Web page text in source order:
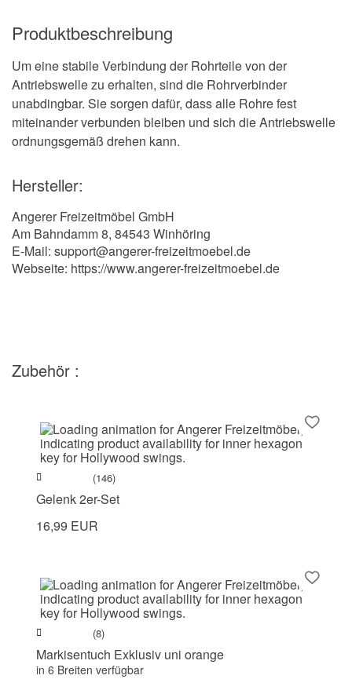
Produktbeschreibung
Um eine stabile Verbindung der Rohrteile von der
Antriebswelle zu erhalten, sind die Rohrverbinder
unabdingbar. Sie sorgen dafür, dass alle Rohre fest
miteinander verbunden bleiben und sich die Antriebswelle
ordnungsgemäß drehen kann.
Hersteller:
Angerer Freizeitmöbel GmbH
Am Bahndamm 8, 84543 Winhöring
E-Mail: support@angerer-freizeitmoebel.de
Webseite: https://www.angerer-freizeitmoebel.de
Zubehör :
(146)
Gelenk 2er-Set
16,99 EUR
(8)
Markisentuch Exklusiv uni orange
in 6 Breiten verfügbar